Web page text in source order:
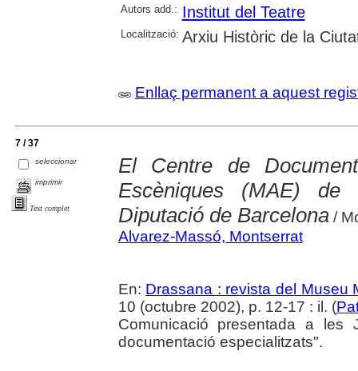
Autors add.: Institut del Teatre
Localització: Arxiu Històric de la
Enllaç permanent a aquest
7 / 37
seleccionar
imprimir
Text complet
El Centre de
Escèniques (MAE)
Diputació de Barcelona/
Alvarez-Massó, Montserrat
En: Drassana : revista del Museu
10 (octubre 2002), p. 12-17 : il. (
Comunicació presentada a
documentació especialitzats".